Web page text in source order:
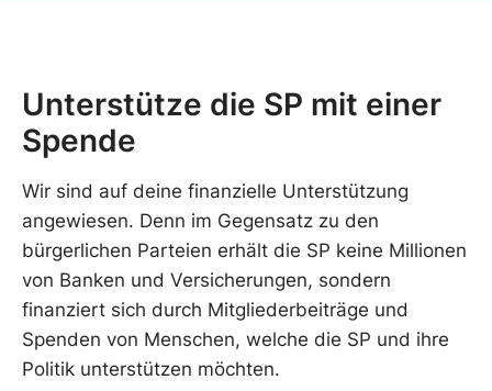
Unterstütze die SP mit einer
Spende
Wir sind auf deine finanzielle Unterstützung
angewiesen. Denn im Gegensatz zu den
bürgerlichen Parteien erhält die SP keine Millionen
von Banken und Versicherungen, sondern
finanziert sich durch Mitgliederbeiträge und
Spenden von Menschen, welche die SP und ihre
Politik unterstützen möchten.